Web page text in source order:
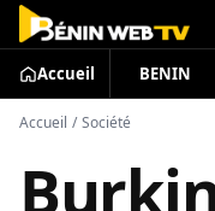
Accueil BENIN
Accueil / Société